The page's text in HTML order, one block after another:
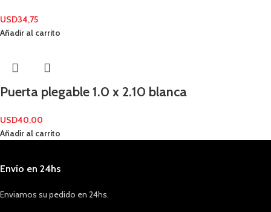
USD34,75
Añadir al carrito
Puerta plegable 1.0 x 2.10 blanca
USD40,00
Añadir al carrito
Envío en 24hs
Enviamos su pedido en 24hs.